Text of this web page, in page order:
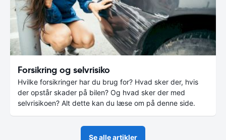
Forsikring og selvrisiko
Hvilke forsikringer har du brug for? Hvad sker der, hvis
der opstår skader på bilen? Og hvad sker der med
selvrisikoen? Alt dette kan du læse om på denne side.
Se alle artikler